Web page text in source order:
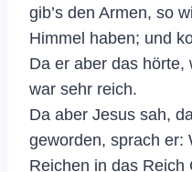
gib’s den Armen, so
Himmel haben; und
Da er aber das hörte,
war sehr reich.
Da aber Jesus sah,
geworden, sprach er:
Reichen in das Reich